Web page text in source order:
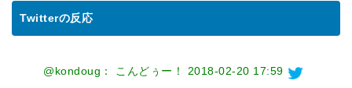
Twitterの反応
@kondoug： こんどぅー！ 2018-02-20 17:59